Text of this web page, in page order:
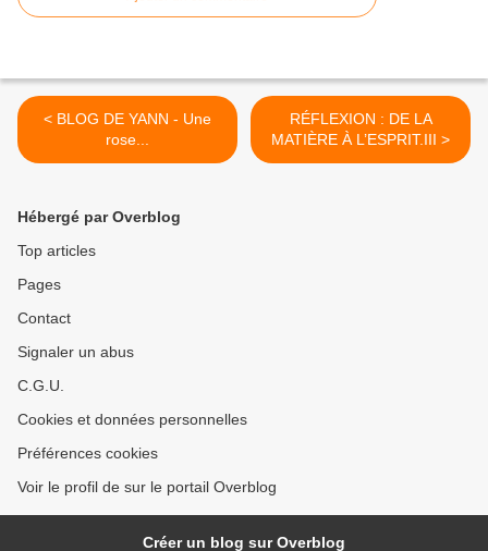
< BLOG DE YANN - Une
rose...
RÉFLEXION : DE LA
MATIÈRE À L’ESPRIT.III >
Hébergé par Overblog
Top articles
Pages
Contact
Signaler un abus
C.G.U.
Cookies et données personnelles
Préférences cookies
Voir le profil de sur le portail Overblog
Créer un blog sur Overblog